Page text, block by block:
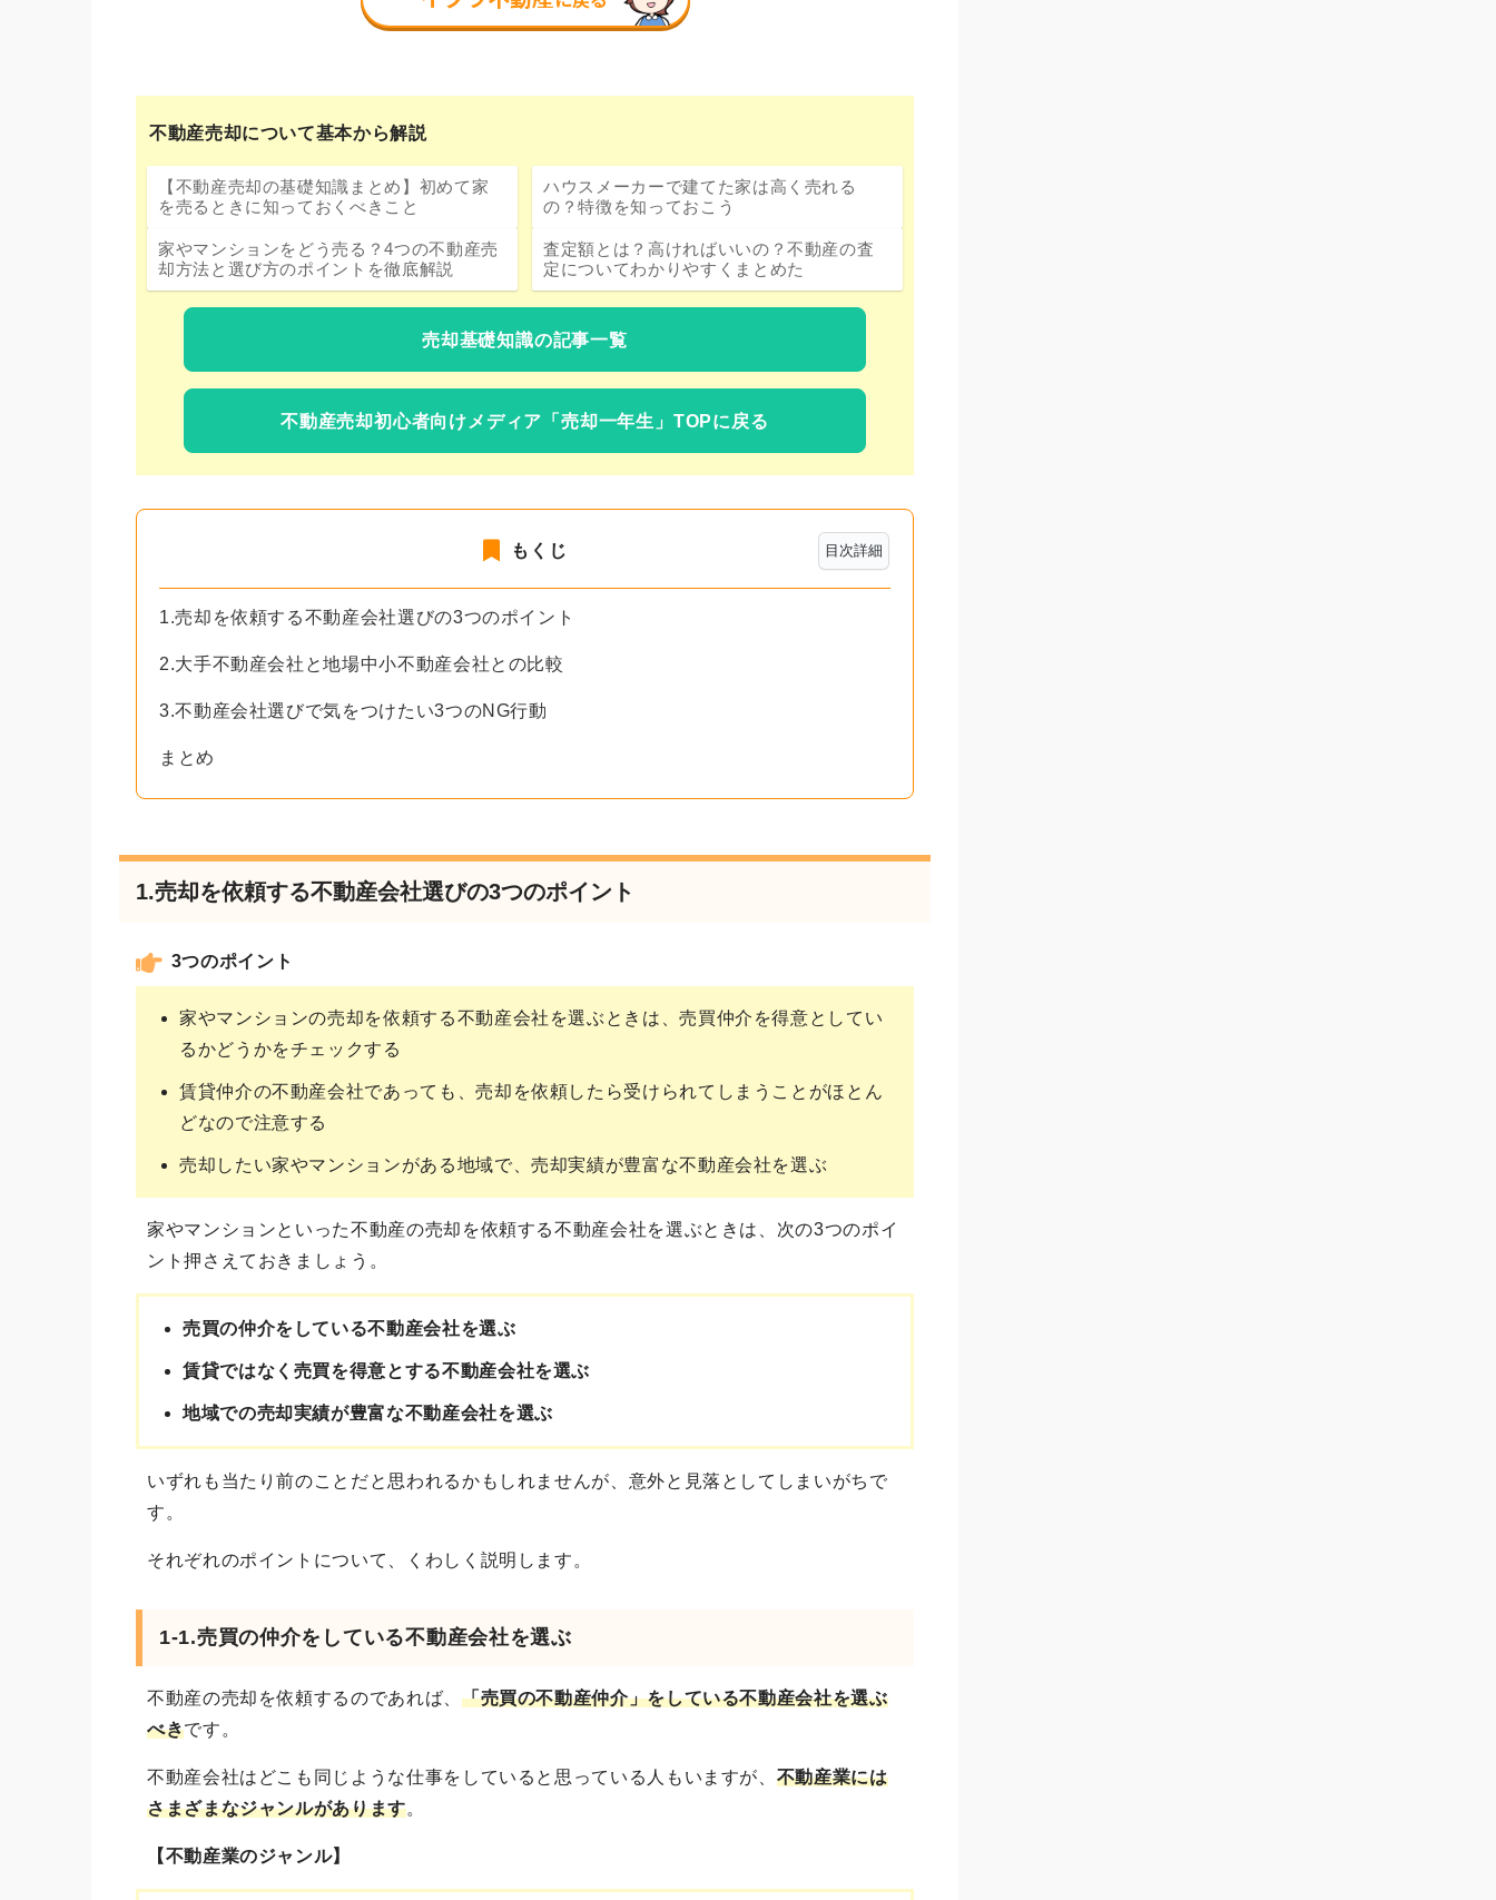
不動産売却について基本から解説
【不動産売却の基礎知識まとめ】初めて家
を売るときに知っておくべきこと
ハウスメーカーで建てた家は高く売れる
の？特徴を知っておこう
家やマンションをどう売る？4つの不動産売
却方法と選び方のポイントを徹底解説
査定額とは？高ければいいの？不動産の査
定についてわかりやすくまとめた
売却基礎知識の記事一覧
不動産売却初心者向けメディア 「売却一年生」TOPに戻る
目次詳細
もくじ
1.売却を依頼する不動産会社選びの3つのポイント
2.大手不動産会社と地場中小不動産会社との比較
3.不動産会社選びで気をつけたい3つのNG行動
まとめ
1.売却を依頼する不動産会社選びの3つのポイント
3つのポイント
家やマンションの売却を依頼する不動産会社を選ぶときは、売買仲介を得意としてい
るかどうかをチェックする
賃貸仲介の不動産会社であっても、売却を依頼したら受けられてしまうことがほとん
どなので注意する
売却したい家やマンションがある地域で、売却実績が豊富な不動産会社を選ぶ
家やマンションといった不動産の売却を依頼する不動産会社を選ぶときは、次の3つのポイ
ント押さえておきましょう。
売買の仲介をしている不動産会社を選ぶ
賃貸ではなく売買を得意とする不動産会社を選ぶ
地域での売却実績が豊富な不動産会社を選ぶ
いずれも当たり前のことだと思われるかもしれませんが、意外と見落としてしまいがちで
す。
それぞれのポイントについて、くわしく説明します。
1-1.売買の仲介をしている不動産会社を選ぶ
不動産の売却を依頼するのであれば、 「売買の不動産仲介」をしている不動産会社を選ぶ
べきです。
不動産会社はどこも同じような仕事をしていると思っている人もいますが、 不動産業には
さまざまなジャンルがあります。
【不動産業のジャンル】